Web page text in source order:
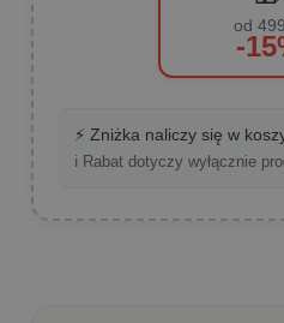
od
-
⚡ Zniżka naliczy się w
ℹ️ Rabat dotyczy wyłącznie